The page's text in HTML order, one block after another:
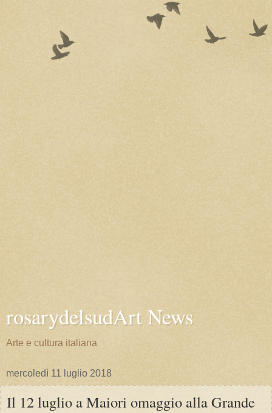
rosarydelsudArt News
Arte e cultura italiana
mercoledì 11 luglio 2018
Il 12 luglio a Maiori omaggio alla Grande